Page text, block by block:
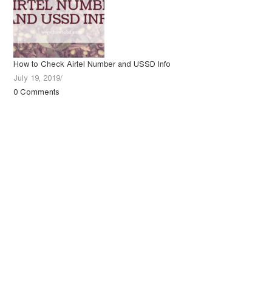
How to Check Airtel Number and USSD Info
July 19, 2019/
0 Comments